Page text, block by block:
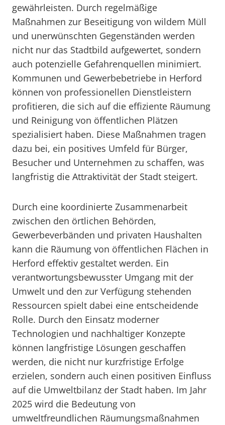
gewährleisten. Durch regelmäßige
Maßnahmen zur Beseitigung von wildem Müll
und unerwünschten Gegenständen werden
nicht nur das Stadtbild aufgewertet, sondern
auch potenzielle Gefahrenquellen minimiert.
Kommunen und Gewerbebetriebe in Herford
können von professionellen Dienstleistern
profitieren, die sich auf die effiziente Räumung
und Reinigung von öffentlichen Plätzen
spezialisiert haben. Diese Maßnahmen tragen
dazu bei, ein positives Umfeld für Bürger,
Besucher und Unternehmen zu schaffen, was
langfristig die Attraktivität der Stadt steigert.
Durch eine koordinierte Zusammenarbeit
zwischen den örtlichen Behörden,
Gewerbeverbänden und privaten Haushalten
kann die Räumung von öffentlichen Flächen in
Herford effektiv gestaltet werden. Ein
verantwortungsbewusster Umgang mit der
Umwelt und den zur Verfügung stehenden
Ressourcen spielt dabei eine entscheidende
Rolle. Durch den Einsatz moderner
Technologien und nachhaltiger Konzepte
können langfristige Lösungen geschaffen
werden, die nicht nur kurzfristige Erfolge
erzielen, sondern auch einen positiven Einfluss
auf die Umweltbilanz der Stadt haben. Im Jahr
2025 wird die Bedeutung von
umweltfreundlichen Räumungsmaßnahmen